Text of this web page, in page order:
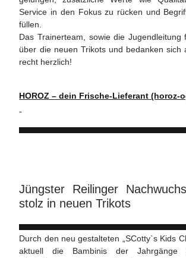
Service in den Fokus zu rücken und
füllen.
Das Trainerteam, sowie die Jugendleitung
über die neuen Trikots und bedanken sich
recht herzlich!
HOROZ – dein Frische-Lieferant (horoz-
Jüngster Reilinger
stolz in neuen Trikots
Durch den neu gestalteten „SCotty`s Kids
aktuell die Bambinis der